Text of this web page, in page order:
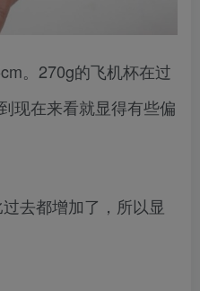
。270g的飞机杯在过
现在来看就显得有些偏
去都增加了，所以显